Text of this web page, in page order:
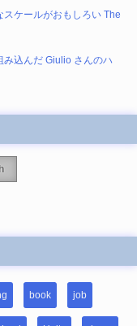
ケールがおもしろい The
込んだ Giulio さんのハ
book job